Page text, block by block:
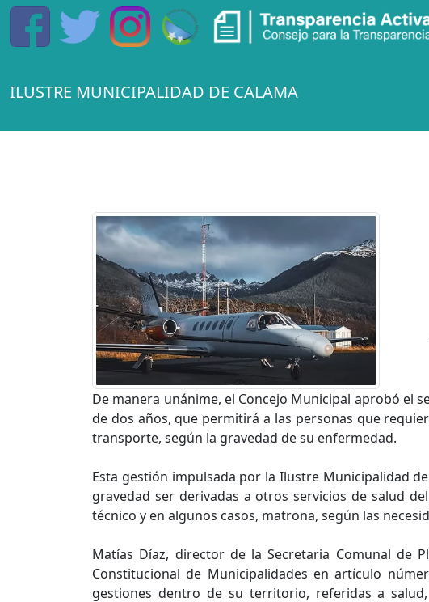
ILUSTRE MUNICIPALIDAD DE CALAMA
De manera unánime, el Concejo Municipal aprobó el
de dos años, que permitirá a las personas que
transporte, según la gravedad de su enfermedad.
Esta gestión impulsada por la Ilustre Municipalidad
gravedad ser derivadas a otros servicios de salud
técnico y en algunos casos, matrona, según las
Matías Díaz, director de la Secretaria Comunal de
Constitucional de Municipalidades en artículo
gestiones dentro de su territorio, referidas a